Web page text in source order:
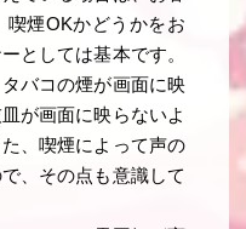
喫煙OKかどうかをお
としては基本です。
バコの煙が画面に映
が画面に映らないよ
、喫煙によって声の
、その点も意識して